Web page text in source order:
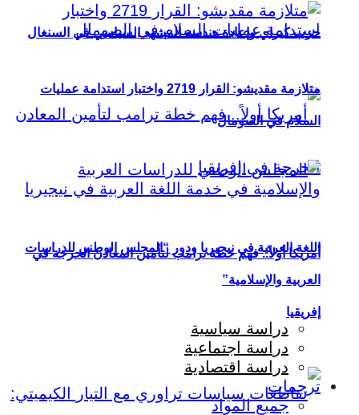
حزب كيراي وإعادة هندسة المشهد السياسي في السنغال
أمريكا أولاً.. فهم خطة ترامب لتأمين المعادن الحرجة في
إفريقيا
متلازمة مقديشو: القرار 2719 واختبار استدامة عمليات
السلام في الصومال
اللغة العربية في نيجيريا ودور “المجلس الوطني للدراسات
العربية والإسلامية”
دراسة سياسية
دراسة اجتماعية
دراسة اقتصادية
ترجمات
جميع المواد